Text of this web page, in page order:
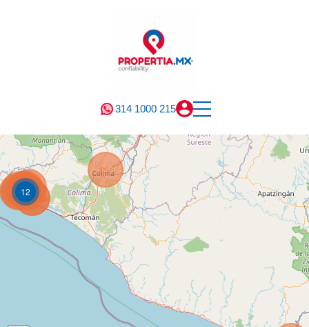
314 1000 215
12